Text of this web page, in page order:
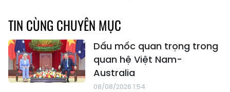
TIN CÙNG CHUYÊN MỤC
Dấu mốc quan trọng trong
quan hệ Việt Nam-
Australia
08/08/2026 1:54